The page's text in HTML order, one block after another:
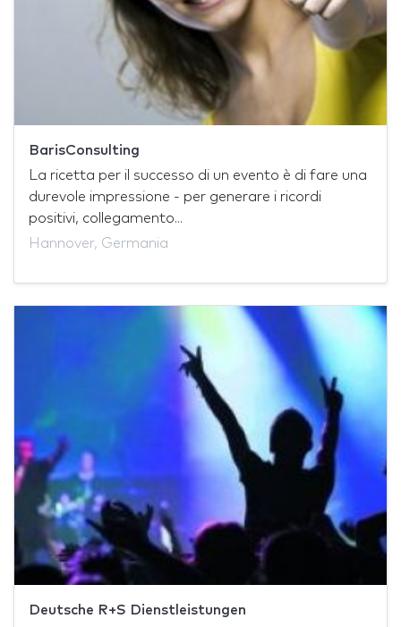
BarisConsulting
La ricetta per il successo di un evento è di fare una
durevole impressione - per generare i ricordi
positivi, collegamento...
Hannover, Germania
Deutsche R+S Dienstleistungen